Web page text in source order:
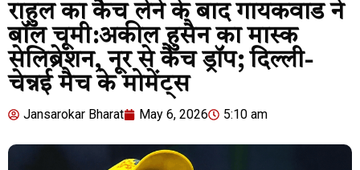
राहुल का कैच लेने के बाद गायकवाड ने
बॉल चूमी:अकील हुसैन का मास्क
सेलिब्रेशन, नूर से कैच ड्रॉप; दिल्ली-
चेन्नई मैच के मोमेंट्स
Jansarokar Bharat May 6, 2026 5:10 am